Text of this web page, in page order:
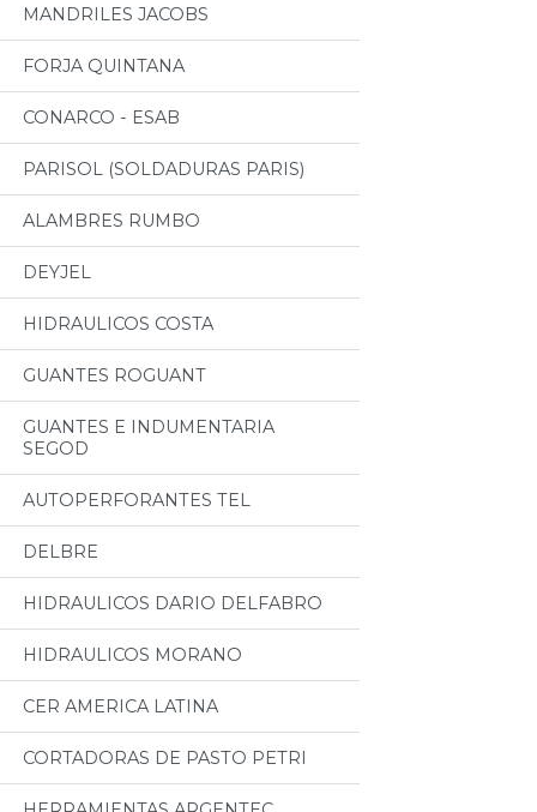
MANDRILES JACOBS
FORJA QUINTANA
CONARCO - ESAB
PARISOL (SOLDADURAS PARIS)
ALAMBRES RUMBO
DEYJEL
HIDRAULICOS COSTA
GUANTES ROGUANT
GUANTES E INDUMENTARIA
SEGOD
AUTOPERFORANTES TEL
DELBRE
HIDRAULICOS DARIO DELFABRO
HIDRAULICOS MORANO
CER AMERICA LATINA
CORTADORAS DE PASTO PETRI